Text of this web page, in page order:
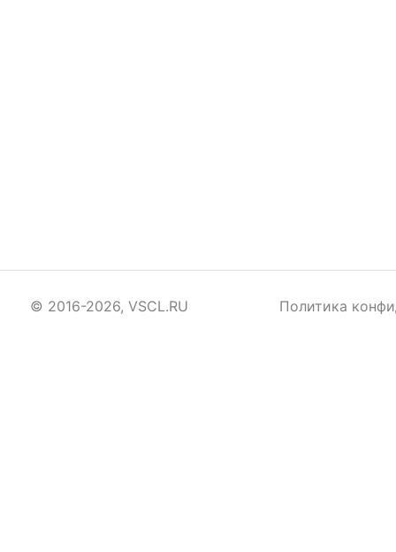
© 2016-2026, VSCL.RU Политика